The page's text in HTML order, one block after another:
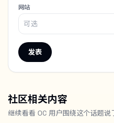
网站
发表
社区相关内容
继续看看 OC 用户围绕这个话题说